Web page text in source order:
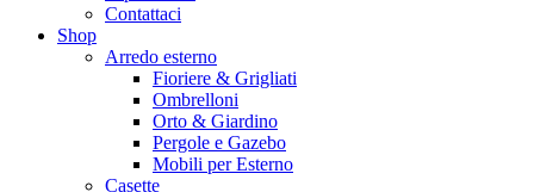
Contattaci
Shop
Arredo esterno
Fioriere & Grigliati
Ombrelloni
Orto & Giardino
Pergole e Gazebo
Mobili per Esterno
Casette